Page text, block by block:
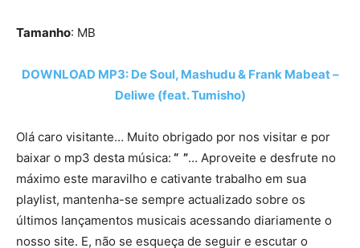
Tamanho: MB
DOWNLOAD MP3: De Soul, Mashudu & Frank Mabeat –
Deliwe (feat. Tumisho)
Olá caro visitante… Muito obrigado por nos visitar e por
baixar o mp3 desta música: “ ”… Aproveite e desfrute no
máximo este maravilho e cativante trabalho em sua
playlist, mantenha-se sempre actualizado sobre os
últimos lançamentos musicais acessando diariamente o
nosso site. E, não se esqueça de seguir e escutar o